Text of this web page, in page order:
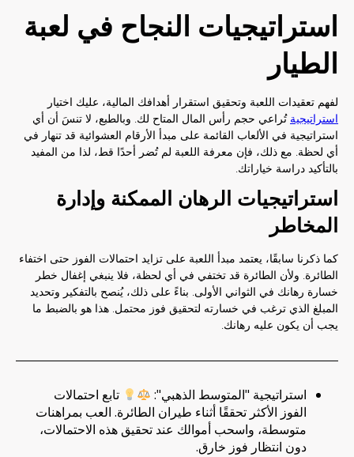
استراتيجيات النجاح في لعبة
الطيار
لفهم تعقيدات اللعبة وتحقيق استقرار أهدافك المالية، عليك اختيار
استراتيجية تُراعي حجم رأس المال المتاح لك. وبالطبع، لا تنسَ أن أي
استراتيجية في الألعاب القائمة على مبدأ الأرقام العشوائية قد تنهار في
أي لحظة. مع ذلك، فإن معرفة اللعبة لم تُضر أحدًا قط، لذا من المفيد
بالتأكيد دراسة خياراتك.
استراتيجيات الرهان الممكنة وإدارة
المخاطر
كما ذكرنا سابقًا، يعتمد مبدأ اللعبة على تزايد احتمالات الفوز حتى اختفاء
الطائرة. ولأن الطائرة قد تختفي في أي لحظة، فلا ينبغي إغفال خطر
خسارة رهانك في الثواني الأولى. بناءً على ذلك، يُنصح بالتفكير وتحديد
المبلغ الذي ترغب في خسارته لتحقيق فوز محتمل. هذا هو بالضبط ما
يجب أن يكون عليه رهانك.
استراتيجية "المتوسط ​​الذهبي":
تابع احتمالات
الفوز الأكثر تحققًا أثناء طيران الطائرة. العب بمراهنات
متوسطة، واسحب أموالك عند تحقيق هذه الاحتمالات،
دون انتظار فوز خارق.